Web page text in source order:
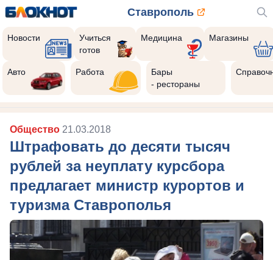
Ставрополь
Новости
Учиться
готов
Медицина Магазины
Авто Работа
Бары
- рестораны
Общество 21.03.2018
Штрафовать до десяти тысяч
рублей за неуплату курсбора
предлагает министр курортов и
туризма Ставрополья